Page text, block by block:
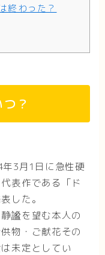
終わった？
？
3月1日に急性硬
表作である「ド
した。
謐を望む本人の
物・ご献花その
未定としてい